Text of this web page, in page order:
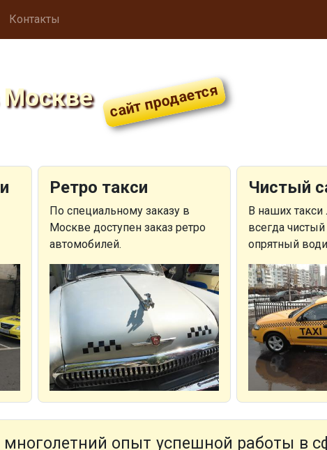
Контакты
Москве
Ретро такси
По специальному заказу в
Москве доступен заказ ретро
автомобилей.
Чистый
В наших такси
всегда
опрятный
опыт успешной работы в